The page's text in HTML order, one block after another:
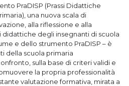
PraDISP (Prassi Didattiche
una nuova scala di
alla riflessione e alla
degli insegnanti di scuola
e dello strumento PraDISP – è
della scuola primaria
sulla base di criteri validi e
la propria professionalità
valutazione formativa, mirata a